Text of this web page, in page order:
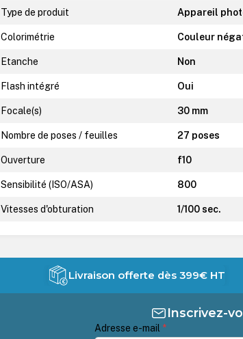
Type de produit Appareil
Colorimétrie Couleur
Etanche Non
Flash intégré Oui
Focale(s) 30 mm
Nombre de poses / feuilles 27 poses
Ouverture f10
Sensibilité (ISO/ASA) 800
Vitesses d'obturation 1/100 sec.
Livraison offerte dès 399€ HT
Inscrivez-
Adresse e-mail *